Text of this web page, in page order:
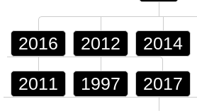
2016 2012 2014
2011 1997 2017